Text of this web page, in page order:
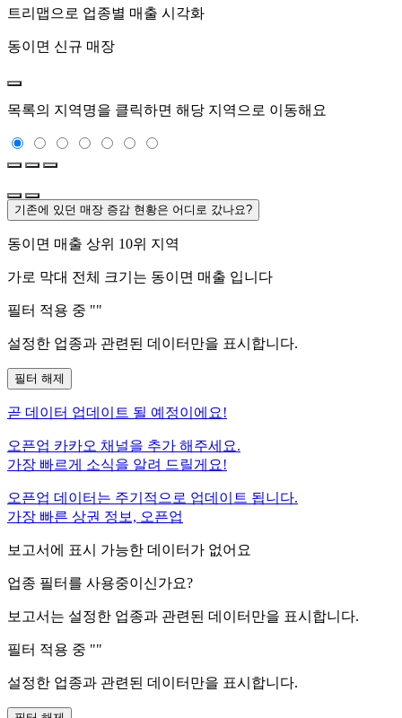
트리맵으로 업종별 매출 시각화
동이면 신규 매장
목록의 지역명을 클릭하면 해당 지역으로 이동해요
기존에 있던 매장 증감 현황은 어디로 갔나요?
동이면 매출 상위 10위 지역
가로 막대 전체 크기는 동이면 매출 입니다
필터 적용 중 ""
설정한 업종과 관련된 데이터만을 표시합니다.
필터 해제
곧 데이터 업데이트 될 예정이에요!
오픈업 카카오 채널을 추가 해주세요.
가장 빠르게 소식을 알려 드릴게요!
오픈업 데이터는 주기적으로 업데이트 됩니다.
가장 빠른 상권 정보, 오픈업
보고서에 표시 가능한 데이터가 없어요
업종 필터를 사용중이신가요?
보고서는 설정한 업종과 관련된 데이터만을 표시합니다.
필터 적용 중 ""
설정한 업종과 관련된 데이터만을 표시합니다.